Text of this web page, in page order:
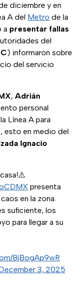
diciembre y en
A del Metro de la
a presentar fallas
del
) informaron sobre
del servicio
, Adrián
personal
Línea A para
esto en medio del
Ignacio
casa!⚠️
presenta
en la zona.
suficiente, los
para llegar a su
8jBogAp9wR
3, 2025